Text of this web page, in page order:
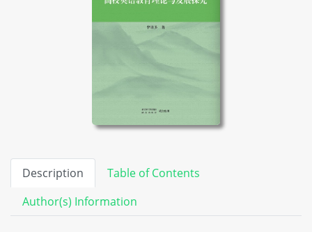
Description
Table of Contents
Author(s) Information